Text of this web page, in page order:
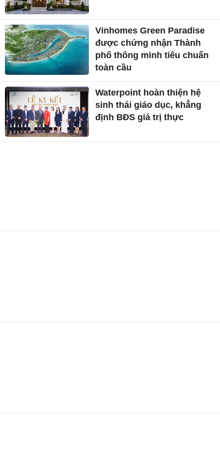
Vinhomes Green Paradise
được chứng nhận Thành
phố thông minh tiêu chuẩn
toàn cầu
Waterpoint hoàn thiện hệ
sinh thái giáo dục, khẳng
định BĐS giá trị thực